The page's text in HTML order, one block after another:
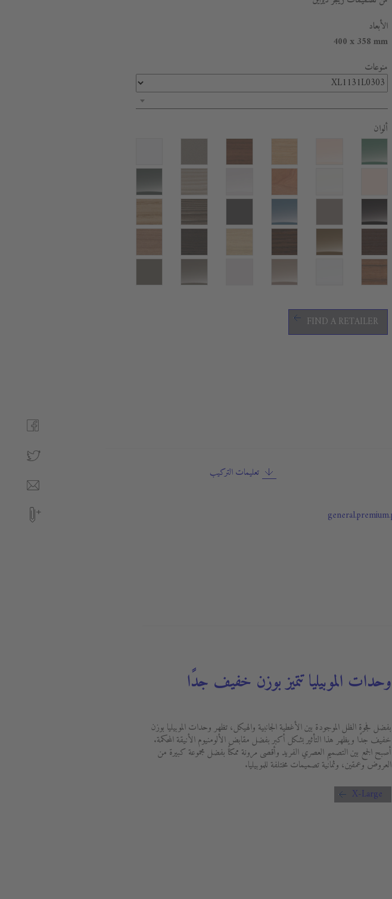
الأبعاد
400 x 358 mm
منوعات
ألوان
FIND A RETAILER
تعليمات التركيب
وحدات الموبيليا تتميز بوزن خفيف جدًا
بفضل فجوة الظل الموجودة بين الأغطية الجانبية والهيكل، تظهر وحدات الموبيليا بوزن
خفيف جدًا ويظهر هذا التأثير بشكل أكبر بفضل مقابض الألومنيوم الأنيقة المحكمة.
أصبح الجمع بين التصميم العصري الفريد وأقصى مرونة ممكنًا بفضل مجموعة كبيرة من
العروض وعمقين، وثمانية تصميمات مختلفة للموبيليا.
X-Large